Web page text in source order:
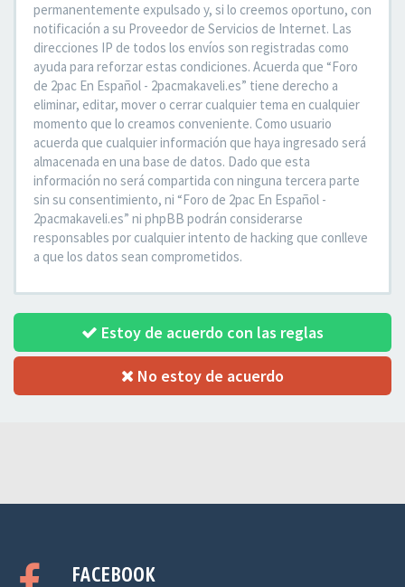
permanentemente expulsado y, si lo creemos oportuno, con
notificación a su Proveedor de Servicios de Internet. Las
direcciones IP de todos los envíos son registradas como
ayuda para reforzar estas condiciones. Acuerda que “Foro
de 2pac En Español - 2pacmakaveli.es” tiene derecho a
eliminar, editar, mover o cerrar cualquier tema en cualquier
momento que lo creamos conveniente. Como usuario
acuerda que cualquier información que haya ingresado será
almacenada en una base de datos. Dado que esta
información no será compartida con ninguna tercera parte
sin su consentimiento, ni “Foro de 2pac En Español -
2pacmakaveli.es” ni phpBB podrán considerarse
responsables por cualquier intento de hacking que conlleve
a que los datos sean comprometidos.
Estoy de acuerdo con las reglas
No estoy de acuerdo
FACEBOOK